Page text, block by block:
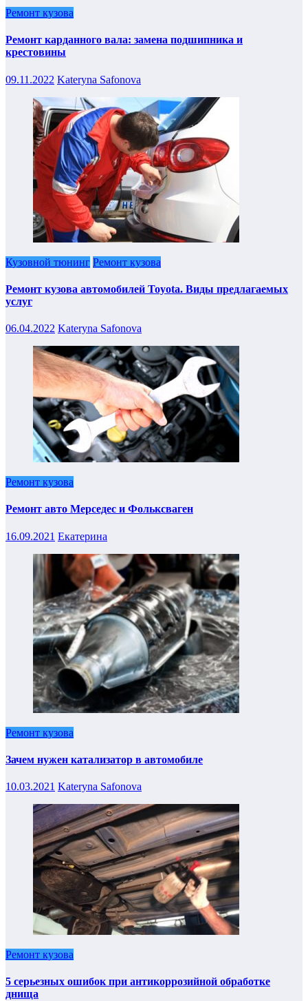
Ремонт кузова
Ремонт карданного вала: замена подшипника и
крестовины
09.11.2022 Kateryna Safonova
Кузовной тюнинг Ремонт кузова
Ремонт кузова автомобилей Toyota. Виды предлагаемых
услуг
06.04.2022 Kateryna Safonova
Ремонт кузова
Ремонт авто Мерседес и Фольксваген
16.09.2021 Екатерина
Ремонт кузова
Зачем нужен катализатор в автомобиле
10.03.2021 Kateryna Safonova
Ремонт кузова
5 серьезных ошибок при антикоррозийной обработке
днища